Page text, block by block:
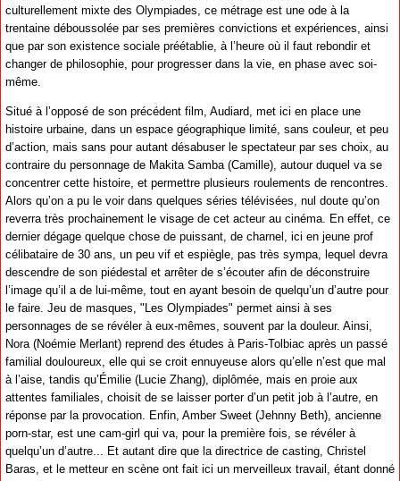
culturellement mixte des Olympiades, ce métrage est une ode à la
trentaine déboussolée par ses premières convictions et expériences, ainsi
que par son existence sociale préétablie, à l’heure où il faut rebondir et
changer de philosophie, pour progresser dans la vie, en phase avec soi-
même.
Situé à l’opposé de son précédent film, Audiard, met ici en place une
histoire urbaine, dans un espace géographique limité, sans couleur, et peu
d’action, mais sans pour autant désabuser le spectateur par ses choix, au
contraire du personnage de Makita Samba (Camille), autour duquel va se
concentrer cette histoire, et permettre plusieurs roulements de rencontres.
Alors qu’on a pu le voir dans quelques séries télévisées, nul doute qu’on
reverra très prochainement le visage de cet acteur au cinéma. En effet, ce
dernier dégage quelque chose de puissant, de charnel, ici en jeune prof
célibataire de 30 ans, un peu vif et espiègle, pas très sympa, lequel devra
descendre de son piédestal et arrêter de s’écouter afin de déconstruire
l’image qu’il a de lui-même, tout en ayant besoin de quelqu’un d’autre pour
le faire. Jeu de masques, "Les Olympiades" permet ainsi à ses
personnages de se révéler à eux-mêmes, souvent par la douleur. Ainsi,
Nora (Noémie Merlant) reprend des études à Paris-Tolbiac après un passé
familial douloureux, elle qui se croit ennuyeuse alors qu’elle n’est que mal
à l’aise, tandis qu’Émilie (Lucie Zhang), diplômée, mais en proie aux
attentes familiales, choisit de se laisser porter d’un petit job à l’autre, en
réponse par la provocation. Enfin, Amber Sweet (Jehnny Beth), ancienne
porn-star, est une cam-girl qui va, pour la première fois, se révéler à
quelqu’un d’autre... Et autant dire que la directrice de casting, Christel
Baras, et le metteur en scène ont fait ici un merveilleux travail, étant donné